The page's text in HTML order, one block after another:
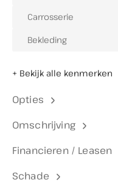
Carrosserie
Bekleding
+ Bekijk alle kenmerken
Opties
Omschrijving
Financieren / Leasen
Schade